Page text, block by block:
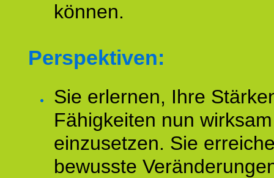
können.
Perspektiven:
Sie erlernen, Ihre
Fähigkeiten nun wirksam
einzusetzen. Sie
bewusste